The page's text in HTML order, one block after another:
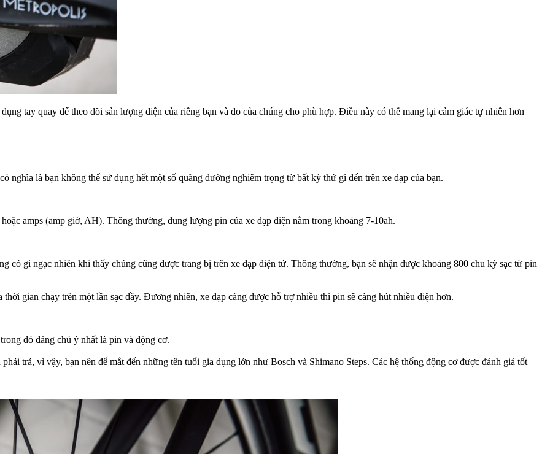
tay quay để theo dõi sản lượng điện của riêng bạn và đo của chúng cho phù hợp. Điều này có thể mang lại cảm giác tự nhiên hơn
nghĩa là bạn không thể sử dụng hết một số quãng đường nghiêm trọng từ bất kỳ thứ gì đến trên xe đạp của bạn.
amps (amp giờ, AH). Thông thường, dung lượng pin của xe đạp điện nằm trong khoảng 7-10ah.
có gì ngạc nhiên khi thấy chúng cũng được trang bị trên xe đạp điện tử. Thông thường, bạn sẽ nhận được khoảng 800 chu kỳ sạc từ pin
gian chạy trên một lần sạc đầy. Đương nhiên, xe đạp càng được hỗ trợ nhiều thì pin sẽ càng hút nhiều điện hơn.
đó đáng chú ý nhất là pin và động cơ.
trả, vì vậy, bạn nên để mắt đến những tên tuổi gia dụng lớn như Bosch và Shimano Steps. Các hệ thống động cơ được đánh giá tốt